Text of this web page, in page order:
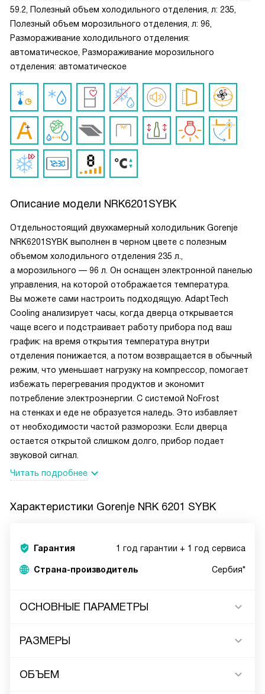
59.2, Полезный объем холодильного отделения, л: 235,
Полезный объем морозильного отделения, л: 96,
Размораживание холодильного отделения:
автоматическое, Размораживание морозильного
отделения: автоматическое
Описание модели NRK6201SYBK
Отдельностоящий двухкамерный холодильник Gorenje
NRK6201SYBK выполнен в черном цвете с полезным
объемом холодильного отделения 235 л.,
а морозильного — 96 л. Он оснащен электронной панелью
управления, на которой отображается температура.
Вы можете сами настроить подходящую. AdaptTech
Cooling анализирует часы, когда дверца открывается
чаще всего и подстраивает работу прибора под ваш
график: на время открытия температура внутри
отделения понижается, а потом возвращается в обычный
режим, что уменьшает нагрузку на компрессор, помогает
избежать перегревания продуктов и экономит
потребление электроэнергии. С системой NoFrost
на стенках и еде не образуется наледь. Это избавляет
от необходимости частой разморозки. Если дверца
остается открытой слишком долго, прибор подает
звуковой сигнал.
Читать подробнее
Характеристики Gorenje NRK 6201 SYBK
Гарантия 1 год гарантии + 1 год сервиса
Страна-производитель Сербия*
ОСНОВНЫЕ ПАРАМЕТРЫ
РАЗМЕРЫ
ОБЪЕМ